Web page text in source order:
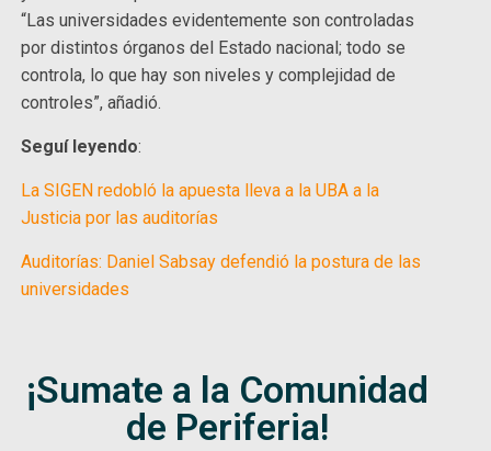
“Las universidades evidentemente son controladas
por distintos órganos del Estado nacional; todo se
controla, lo que hay son niveles y complejidad de
controles”, añadió.
Seguí leyendo:
La SIGEN redobló la apuesta lleva a la UBA a la
Justicia por las auditorías
Auditorías: Daniel Sabsay defendió la postura de las
universidades
¡Sumate a la Comunidad
de Periferia!